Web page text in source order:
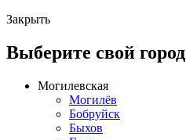
Закрыть
Выберите свой город
Могилевская
Могилёв
Бобруйск
Быхов